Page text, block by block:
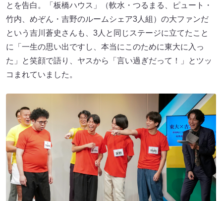
とを告白。「板橋ハウス」（軟水・つるまる、ピュート・
竹内、めぞん・吉野のルームシェア3人組）の大ファンだ
という吉川蒼史さんも、3人と同じステージに立てたこと
に「一生の思い出ですし、本当にこのために東大に入っ
た」と笑顔で語り、ヤスから「言い過ぎだって！」とツッ
コまれていました。